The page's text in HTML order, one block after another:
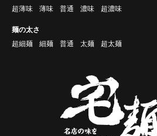
超薄味
薄味 普通 濃味 超濃味
麺の太さ
超細麺
細麺 普通 太麺 超太麺